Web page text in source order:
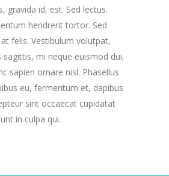
gravida id, est. Sed lectus.
hendrerit tortor. Sed
felis. Vestibulum volutpat,
sagittis, mi neque euismod dui,
sapien ornare nisl. Phasellus
eu, fermentum et, dapibus
sint occaecat cupidatat
in culpa qui.